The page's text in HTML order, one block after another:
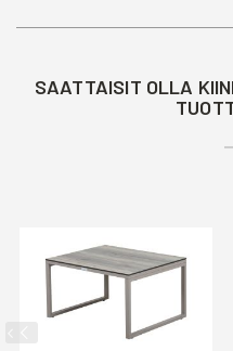
SAATTAISIT OLLA